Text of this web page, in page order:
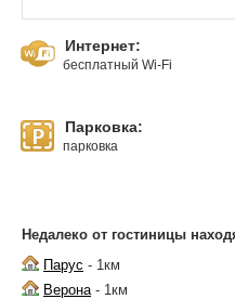
Интернет:
бесплатный Wi-Fi
Парковка:
парковка
Недалеко от гостиницы
Парус - 1км
Верона - 1км